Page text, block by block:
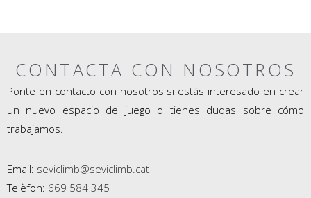
CONTACTA CON NOSOTROS
Ponte en contacto con nosotros si estás interesado en crear
un nuevo espacio de juego o tienes dudas sobre cómo
trabajamos.
Email: seviclimb@seviclimb.cat
Telèfon: 669 584 345